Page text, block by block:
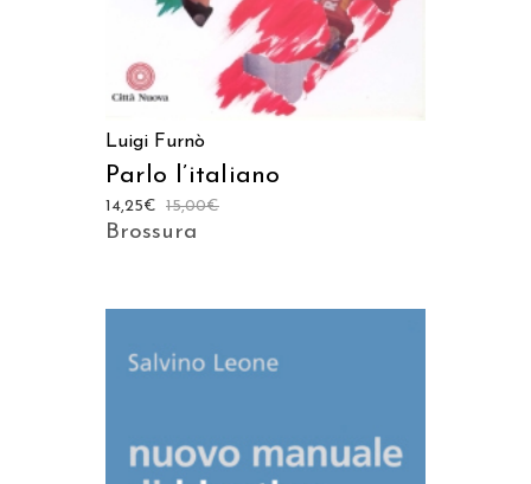
Luigi Furnò
Parlo l’italiano
15,00€
14,25€
Brossura